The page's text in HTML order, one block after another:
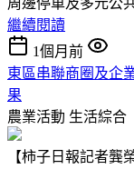
繼續閱讀
1個月前
東區串聯商圈及企
果
農業活動 生活綜合
【柿子日報記者龔